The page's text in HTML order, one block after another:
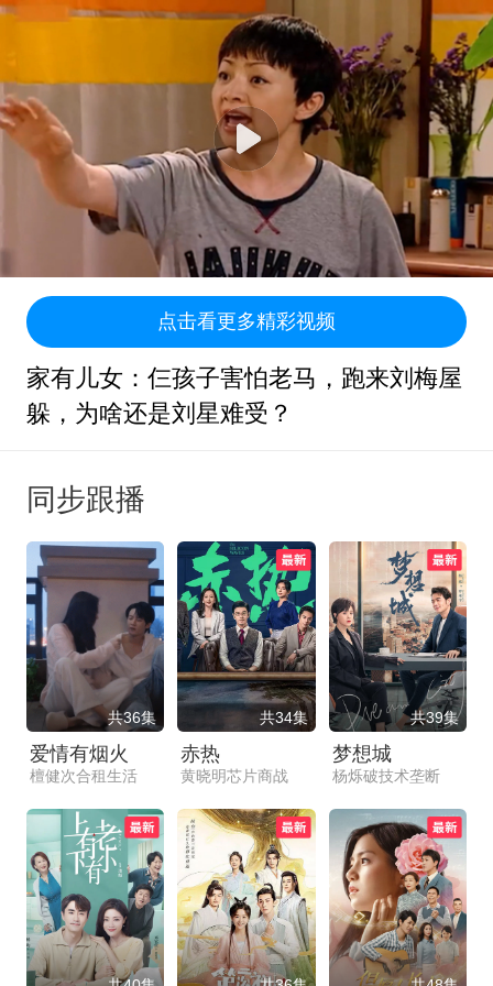
点击看更多精彩视频
家有儿女：仨孩子害怕老马，跑来刘梅屋
躲，为啥还是刘星难受？
同步跟播
共36集
爱情有烟火
檀健次合租生活
共34集
赤热
黄晓明芯片商战
共39集
梦想城
杨烁破技术垄断